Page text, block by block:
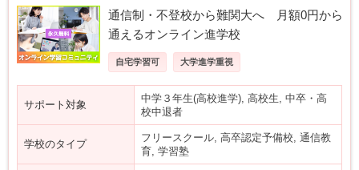
通信制・不登校から難関大へ 月額0円から
通えるオンライン進学校
自宅学習可 大学進学重視
サポート対象
中学３年生(高校進学), 高校生, 中卒・高
校中退者
学校のタイプ
フリースクール, 高卒認定予備校, 通信教
育, 学習塾